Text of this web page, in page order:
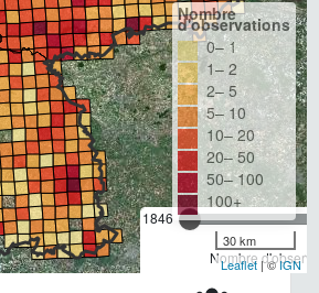
1846
Nombre
Nombre
d'observations
0– 1
1– 2
2– 5
5– 10
10– 20
20– 50
50– 100
100+
30 km
Leaflet | ©IGN